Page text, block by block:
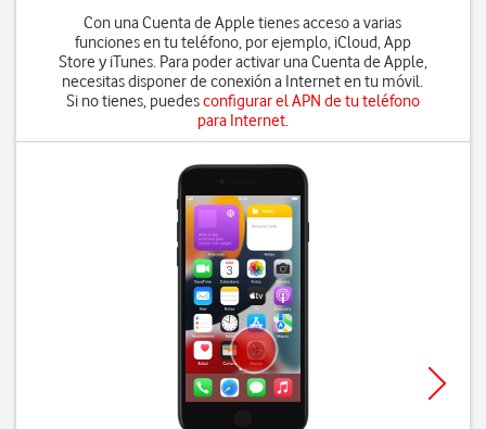
Con una Cuenta de Apple tienes acceso a varias
funciones en tu teléfono, por ejemplo, iCloud, App
Store y iTunes. Para poder activar una Cuenta de Apple,
necesitas disponer de conexión a Internet en tu móvil.
Si no tienes, puedesconfigurar el APN de tu teléfono
para Internet.